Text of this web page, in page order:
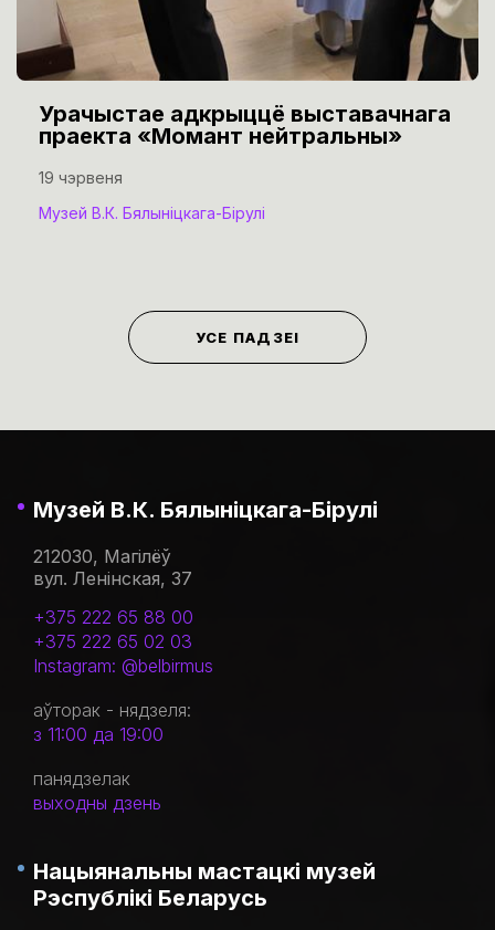
Урачыстае адкрыццё выставачнага
праекта «Момант нейтральны»
19 чэрвеня
Музей В.К. Бялыніцкага-Бірулі
УСЕ ПАДЗЕІ
Музей В.К. Бялыніцкага-Бірулі
212030, Магілёў
вул. Ленінская, 37
+375 222 65 88 00
+375 222 65 02 03
Instagram: @belbirmus
аўторак - нядзеля:
з 11:00 да 19:00
панядзелак
выходны дзень
Нацыянальны мастацкі музей
Рэспублікі Беларусь